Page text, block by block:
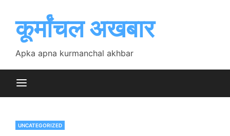
contentकूर्मांचल अखबार
Apka apna kurmanchal akhbar
UNCATEGORIZED